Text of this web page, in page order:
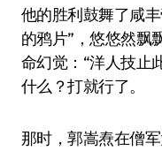
他的胜利鼓舞了咸
的鸦片”，悠悠然飘
命幻觉：“洋人技止
什么？打就行了。
那时，郭嵩焘在僧